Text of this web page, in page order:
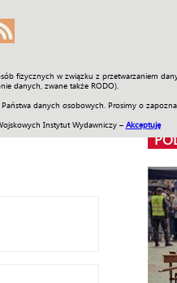
fizycznych w związku z przetwarzaniem
danych, zwane także RODO).
danych osobowych. Prosimy o
Instytut Wydawniczy – Akceptuję
Wideo ENGLISH